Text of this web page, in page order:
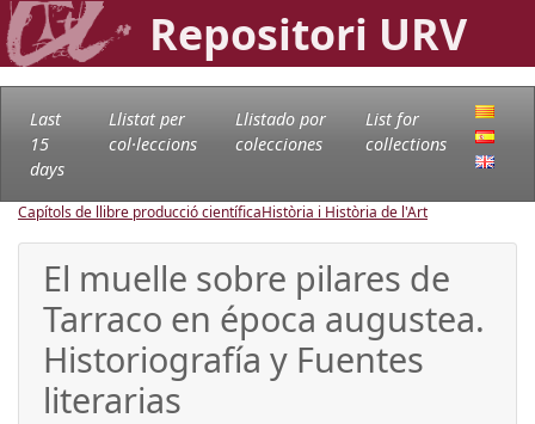
Repositori URV
Last
15
days
Llistat per
col·leccions
Llistado por
colecciones
List for
collections
Capítols de llibre producció científicaHistòria i Història de l'Art
El muelle sobre pilares de
Tarraco en época augustea.
Historiografía y Fuentes
literarias